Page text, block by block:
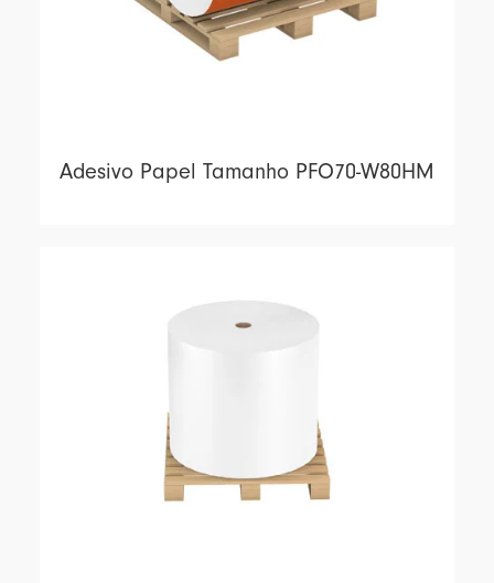
Adesivo Papel Tamanho PFO70-W80HM